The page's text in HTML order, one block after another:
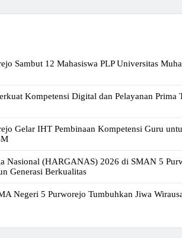
Sambut 12 Mahasiswa PLP Universitas
Kompetensi Digital dan Pelayanan Prima
Gelar IHT Pembinaan Kompetensi Guru
Nasional (HARGANAS) 2026 di SMAN 5
Generasi Berkualitas
Negeri 5 Purworejo Tumbuhkan Jiwa